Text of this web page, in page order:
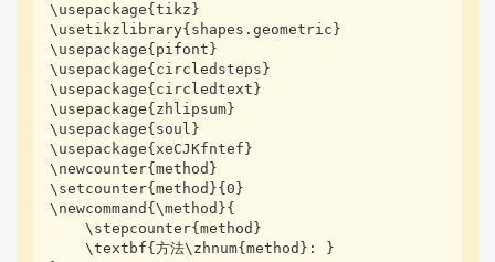
\usepackage{tikz}
\usetikzlibrary{shapes.geometric}
\usepackage{pifont}
\usepackage{circledsteps}
\usepackage{circledtext}
\usepackage{zhlipsum}
\usepackage{soul}
\usepackage{xeCJKfntef}
\newcounter{method}
\setcounter{method}{0}
\newcommand{\method}{
    \stepcounter{method}
    \textbf{方法\zhnum{method}: }